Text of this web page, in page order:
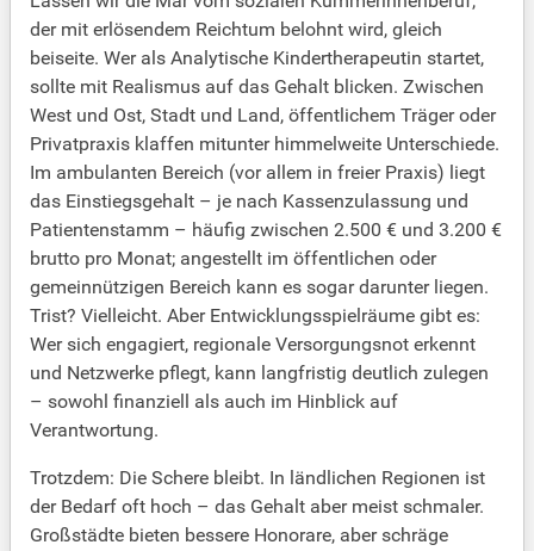
der mit erlösendem Reichtum belohnt wird, gleich
beiseite. Wer als Analytische Kindertherapeutin startet,
sollte mit Realismus auf das Gehalt blicken. Zwischen
West und Ost, Stadt und Land, öffentlichem Träger oder
Privatpraxis klaffen mitunter himmelweite Unterschiede.
Im ambulanten Bereich (vor allem in freier Praxis) liegt
das Einstiegsgehalt – je nach Kassenzulassung und
Patientenstamm – häufig zwischen 2.500 € und 3.200 €
brutto pro Monat; angestellt im öffentlichen oder
gemeinnützigen Bereich kann es sogar darunter liegen.
Trist? Vielleicht. Aber Entwicklungsspielräume gibt es:
Wer sich engagiert, regionale Versorgungsnot erkennt
und Netzwerke pflegt, kann langfristig deutlich zulegen
– sowohl finanziell als auch im Hinblick auf
Verantwortung.
Trotzdem: Die Schere bleibt. In ländlichen Regionen ist
der Bedarf oft hoch – das Gehalt aber meist schmaler.
Großstädte bieten bessere Honorare, aber schräge